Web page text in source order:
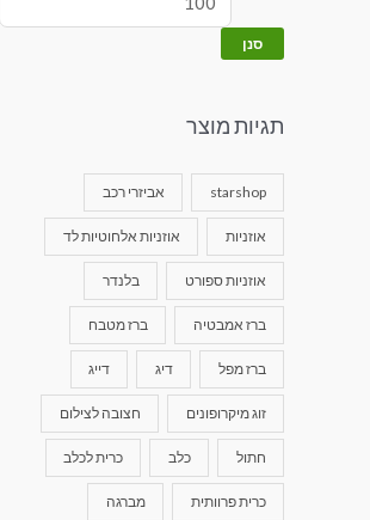
סנן
תגיות מוצר
starshop אביזרי רכב
אוזניות אוזניות אלחוטיות לד
אוזניות ספורט בלנדר
ברז אמבטיה ברז מטבח
ברז מפל דיג דייג
זוג מיקרופונים חצובה לצילום
חתול כלב כרית לכלב
כרית פרוותית מברגה